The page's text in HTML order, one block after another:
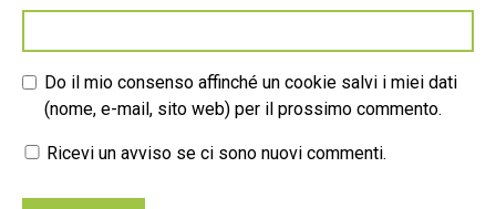
Do il mio consenso affinché un cookie salvi i miei dati
(nome, e-mail, sito web) per il prossimo commento.
Ricevi un avviso se ci sono nuovi commenti.